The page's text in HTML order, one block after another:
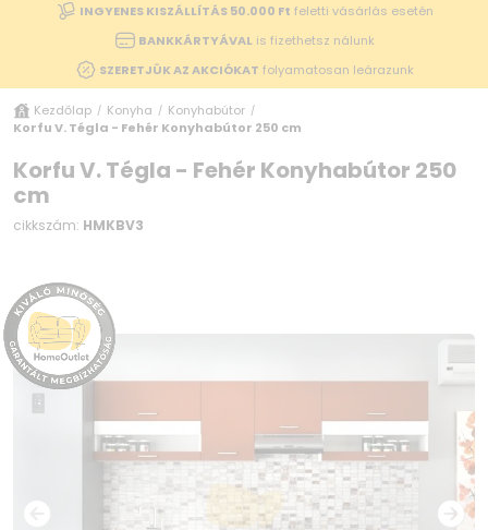
INGYENES KISZÁLLÍTÁS 50.000 Ft feletti vásárlás esetén
BANKKÁRTYÁVALis fizethetsz nálunk
SZERETJÜK AZ AKCIÓKAT folyamatosan leárazunk
Kezdőlap / Konyha / Konyhabútor /
Korfu V. Tégla - Fehér Konyhabútor 250 cm
Korfu V. Tégla - Fehér Konyhabútor 250
cm
cikkszám: HMKBV3